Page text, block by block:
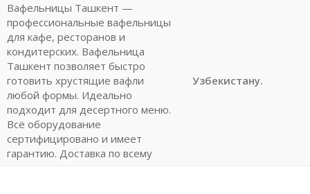
Вафельницы Ташкент —
профессиональные вафельницы
для кафе, ресторанов и
кондитерских. Вафельница
Ташкент позволяет быстро
готовить хрустящие вафли
любой формы. Идеально
подходит для десертного меню.
Всё оборудование
сертифицировано и имеет
гарантию. Доставка по всему
Узбекистану.